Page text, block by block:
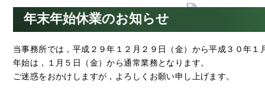
年末年始休業のお知らせ
当事務所では，平成２９年１２月２９日（金）から平成３０年
年始は，１月５日（金）から通常業務となります。
ご迷惑をおかけしますが，よろしくお願い申し上げます。